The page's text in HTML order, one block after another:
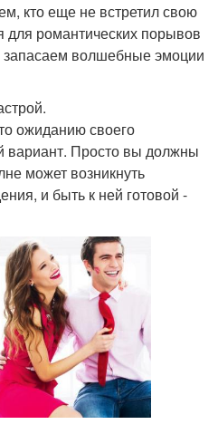
кто еще не встретил свою
для романтических порывов
волшебные эмоции
ожиданию своего
вариант. Просто вы должны
может возникнуть
и быть к ней готовой -